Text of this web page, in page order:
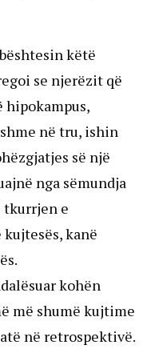
këtë
se njerëzit që
në tru, ishin
së një
nga sëmundja
e
kanë
kohën
më shumë kujtime
në retrospektivë.